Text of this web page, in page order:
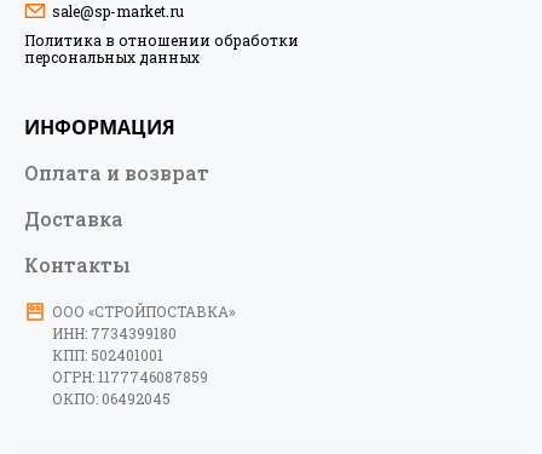
соответствии с №152- ФЗ “О
персональных данных” от 27.07.2006
лицо
Пароль должен быть не менее 6 символов
длиной.
Регистрация
Забыли свой пароль?
sale@sp-market.ru
Политика в отношении обработки
персональных данных
ИНФОРМАЦИЯ
Оплата и возврат
Доставка
Контакты
ООО «СТРОЙПОСТАВКА»
ИНН: 7734399180
КПП: 502401001
ОГРН: 1177746087859
ОКПО: 06492045